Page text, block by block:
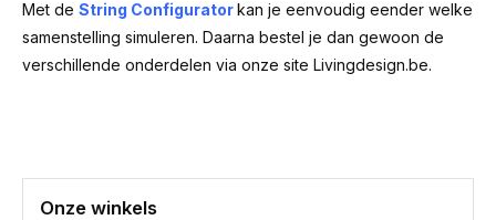
Met de String Configuratorkan je eenvoudig eender welke
samenstelling simuleren. Daarna bestel je dan gewoon de
verschillende onderdelen via onze site Livingdesign.be.
Onze winkels